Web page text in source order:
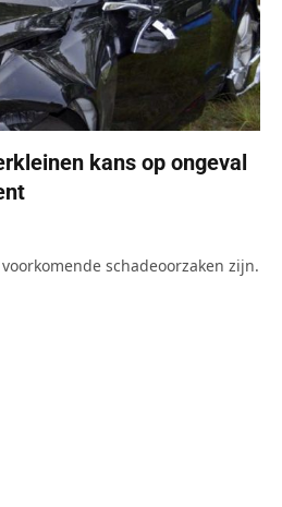
kans op ongeval
schadeoorzaken zijn.